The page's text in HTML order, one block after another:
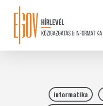
content
informatika